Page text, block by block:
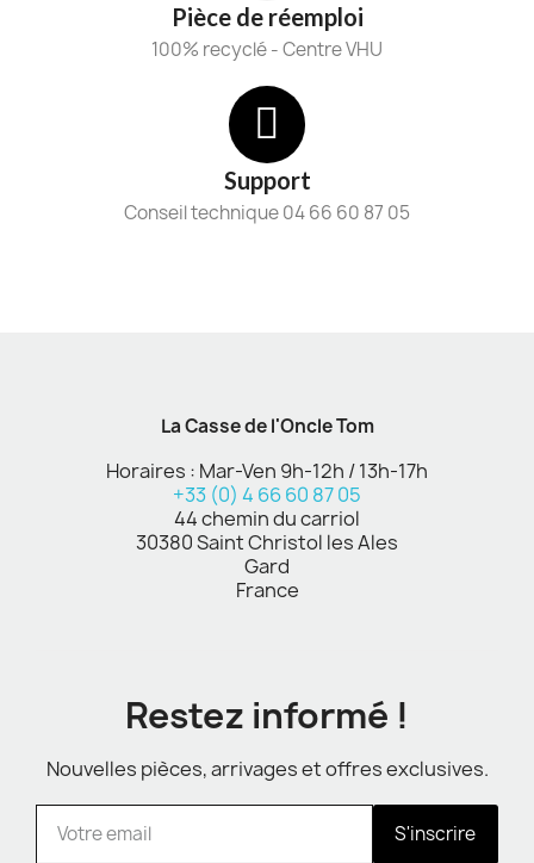
Pièce de réemploi
100% recyclé - Centre VHU
Support
Conseil technique 04 66 60 87 05
La Casse de l'Oncle Tom
Horaires : Mar-Ven 9h-12h / 13h-17h
+33 (0) 4 66 60 87 05
44 chemin du carriol
30380 Saint Christol les Ales
Gard
France
Restez informé !
Nouvelles pièces, arrivages et offres exclusives.
S'inscrire